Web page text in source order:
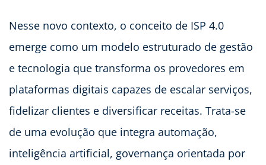
Nesse novo contexto, o conceito de ISP 4.0
emerge como um modelo estruturado de gestão
e tecnologia que transforma os provedores em
plataformas digitais capazes de escalar serviços,
fidelizar clientes e diversificar receitas. Trata-se
de uma evolução que integra automação,
inteligência artificial, governança orientada por